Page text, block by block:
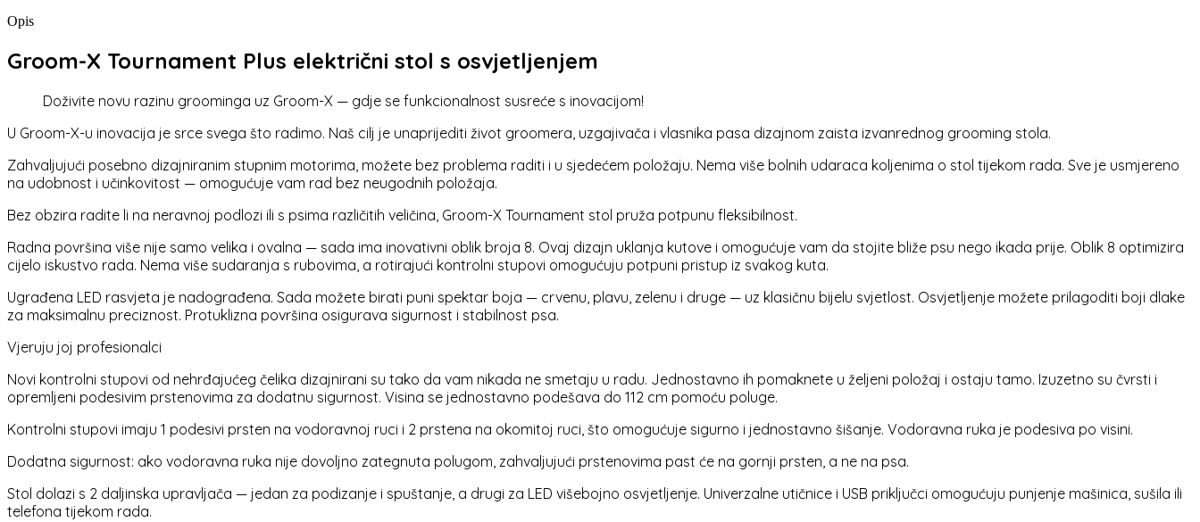
Opis
Groom-X Tournament Plus električni stol s osvjetljenjem
Doživite novu razinu groominga uz Groom-X — gdje se funkcionalnost susreće s inovacijom!
U Groom-X-u inovacija je srce svega što radimo. Naš cilj je unaprijediti život groomera, uzgajivača i vlasnika pasa dizajnom zaista izvanrednog grooming stola.
Zahvaljujući posebno dizajniranim stupnim motorima, možete bez problema raditi i u sjedećem položaju. Nema više bolnih udaraca koljenima o stol tijekom rada. Sve je usmjereno
na udobnost i učinkovitost — omogućuje vam rad bez neugodnih položaja.
Bez obzira radite li na neravnoj podlozi ili s psima različitih veličina, Groom-X Tournament stol pruža potpunu fleksibilnost.
Radna površina više nije samo velika i ovalna — sada ima inovativni oblik broja 8. Ovaj dizajn uklanja kutove i omogućuje vam da stojite bliže psu nego ikada prije. Oblik 8 optimizira
cijelo iskustvo rada. Nema više sudaranja s rubovima, a rotirajući kontrolni stupovi omogućuju potpuni pristup iz svakog kuta.
Ugrađena LED rasvjeta je nadograđena. Sada možete birati puni spektar boja — crvenu, plavu, zelenu i druge — uz klasičnu bijelu svjetlost. Osvjetljenje možete prilagoditi boji dlake
za maksimalnu preciznost. Protuklizna površina osigurava sigurnost i stabilnost psa.
Vjeruju joj profesionalci
Novi kontrolni stupovi od nehrđajućeg čelika dizajnirani su tako da vam nikada ne smetaju u radu. Jednostavno ih pomaknete u željeni položaj i ostaju tamo. Izuzetno su čvrsti i
opremljeni podesivim prstenovima za dodatnu sigurnost. Visina se jednostavno podešava do 112 cm pomoću poluge.
Kontrolni stupovi imaju 1 podesivi prsten na vodoravnoj ruci i 2 prstena na okomitoj ruci, što omogućuje sigurno i jednostavno šišanje. Vodoravna ruka je podesiva po visini.
Dodatna sigurnost: ako vodoravna ruka nije dovoljno zategnuta polugom, zahvaljujući prstenovima past će na gornji prsten, a ne na psa.
Stol dolazi s 2 daljinska upravljača — jedan za podizanje i spuštanje, a drugi za LED višebojno osvjetljenje. Univerzalne utičnice i USB priključci omogućuju punjenje mašinica, sušila ili
telefona tijekom rada.